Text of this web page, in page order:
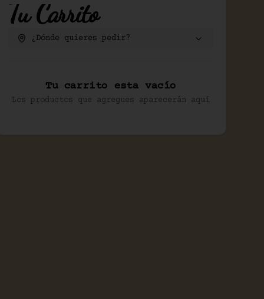
Tu Carrito
¿Dónde quieres pedir?
Tu carrito esta vacío
Los productos que agregues aparecerán aquí